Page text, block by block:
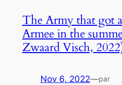
The Army that got
Armee in the
Zwaard Visch,
Nov 6, 2022—par